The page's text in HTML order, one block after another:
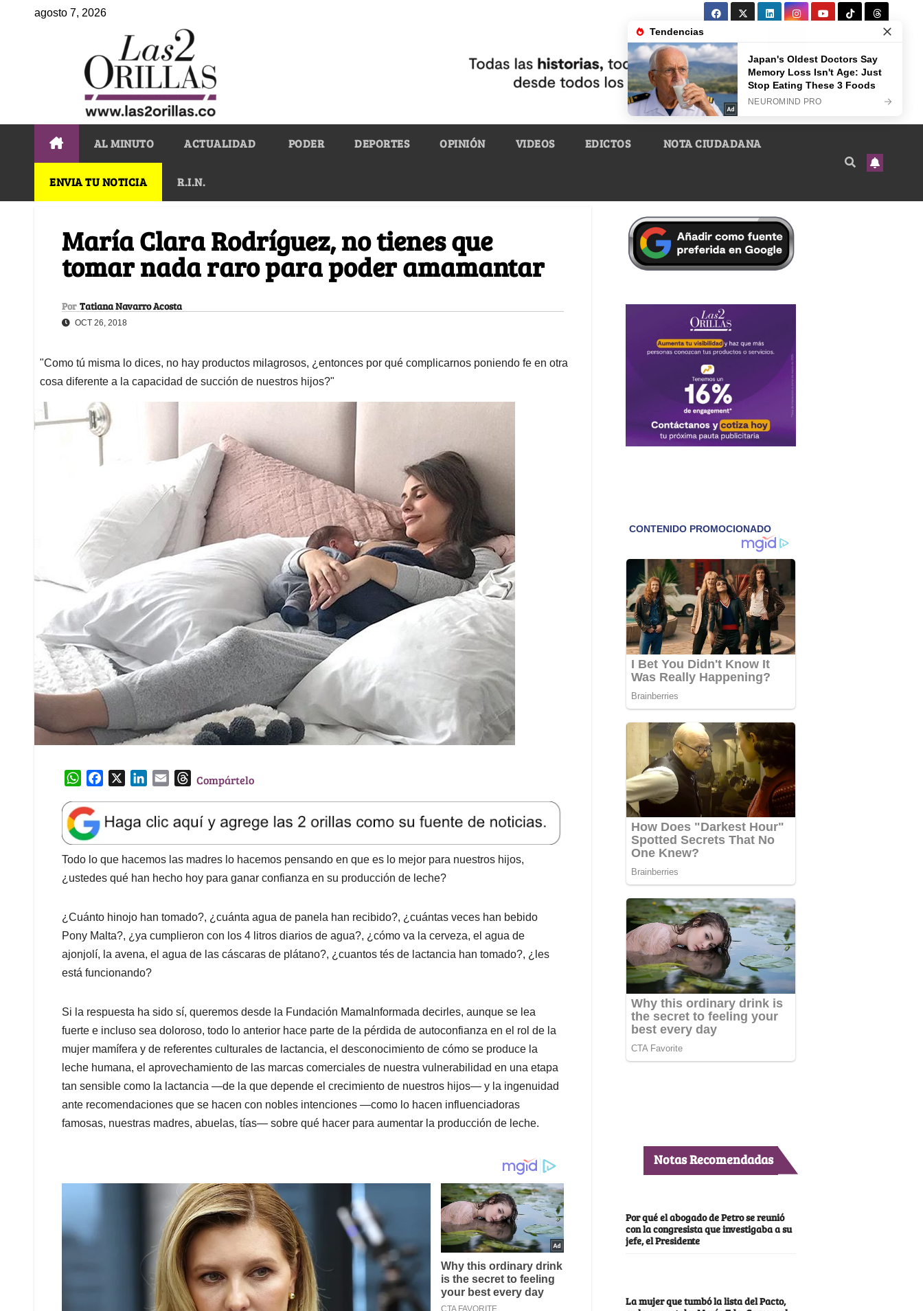
agosto 7, 2026
AL MINUTO ACTUALIDAD PODER DEPORTES OPINIÓN VIDEOS EDICTOS NOTA CIUDADANA
ENVIA TU NOTICIA R.I.N.
María Clara Rodríguez, no tienes que
tomar nada raro para poder amamantar
Por Tatiana Navarro Acosta
OCT 26, 2018
"Como tú misma lo dices, no hay productos milagrosos, ¿entonces por qué complicarnos poniendo fe en otra
cosa diferente a la capacidad de succión de nuestros hijos?"
W
a
t
s
A
p
e
b
o
o
k
e
d
I
l
T
e
a
d
s
Compártelo
Todo lo que hacemos las madres lo hacemos pensando en que es lo mejor para nuestros hijos,
¿ustedes qué han hecho hoy para ganar confianza en su producción de leche?
¿Cuánto hinojo han tomado?, ¿cuánta agua de panela han recibido?, ¿cuántas veces han bebido
Pony Malta?, ¿ya cumplieron con los 4 litros diarios de agua?, ¿cómo va la cerveza, el agua de
ajonjolí, la avena, el agua de las cáscaras de plátano?, ¿cuantos tés de lactancia han tomado?, ¿les
está funcionando?
Si la respuesta ha sido sí, queremos desde la Fundación MamaInformada decirles, aunque se lea
fuerte e incluso sea doloroso, todo lo anterior hace parte de la pérdida de autoconfianza en el rol de la
mujer mamífera y de referentes culturales de lactancia, el desconocimiento de cómo se produce la
leche humana, el aprovechamiento de las marcas comerciales de nuestra vulnerabilidad en una etapa
tan sensible como la lactancia —de la que depende el crecimiento de nuestros hijos— y la ingenuidad
ante recomendaciones que se hacen con nobles intenciones —como lo hacen influenciadoras
famosas, nuestras madres, abuelas, tías— sobre qué hacer para aumentar la producción de leche.
Notas Recomendadas
Por qué el abogado de Petro se reunió
con la congresista que investigaba a su
jefe, el Presidente
La mujer que tumbó la lista del Pacto,